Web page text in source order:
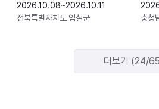
2026.10.08~2026.10.11
전북특별자치도 임실군
충청
더보기 (24/